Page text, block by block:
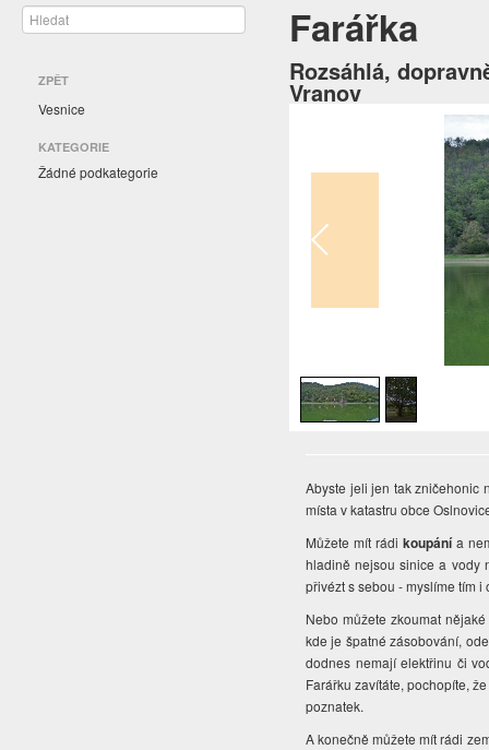
ZPĚT
Vesnice
KATEGORIE
Žádné podkategorie
Farářka
Rozsáhlá,
Vranov
Abyste jeli jen tak zničehonic
místa v katastru obce
Můžete mít rádikoupánía
hladině nejsou sinice a vody
přivézt s sebou - myslíme tím
Nebo můžete zkoumat
kde je špatné zásobování,
dodnes nemají elektřinu či
Farářku zavítáte, pochopíte,
poznatek.
A konečně můžete mít rádi